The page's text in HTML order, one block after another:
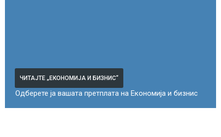
ЧИТАЈТЕ „ЕКОНОМИЈА И БИЗНИС“
Одберете ја вашата претплата на Економија и бизнис